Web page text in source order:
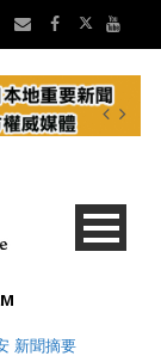
新聞摘要